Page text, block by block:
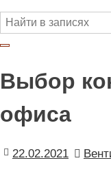
Выбор
офиса
22.02.2021